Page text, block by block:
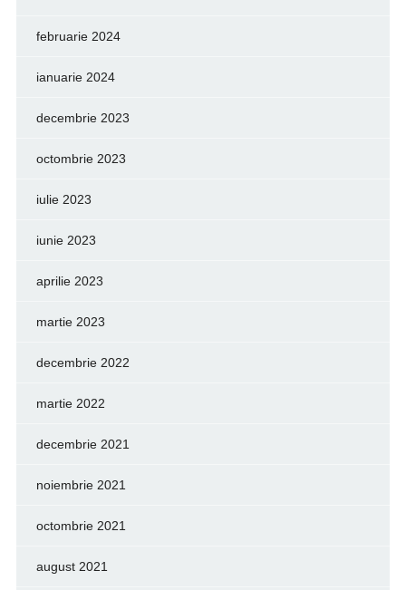
februarie 2024
ianuarie 2024
decembrie 2023
octombrie 2023
iulie 2023
iunie 2023
aprilie 2023
martie 2023
decembrie 2022
martie 2022
decembrie 2021
noiembrie 2021
octombrie 2021
august 2021